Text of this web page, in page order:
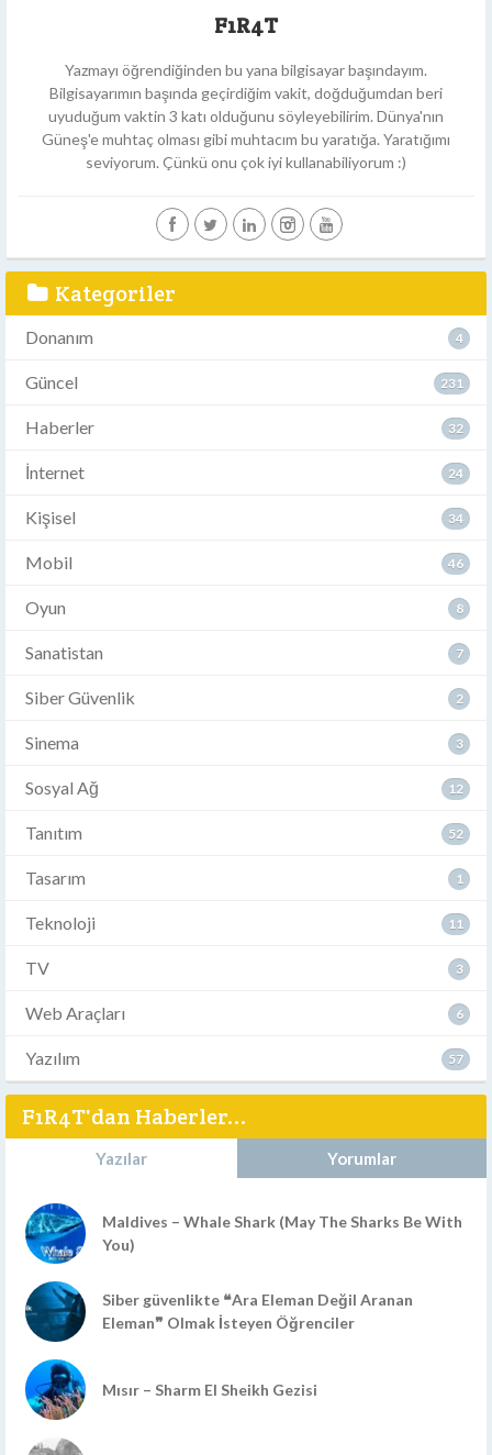
F1R4T
Yazmayı öğrendiğinden bu yana bilgisayar başındayım.
Bilgisayarımın başında geçirdiğim vakit, doğduğumdan beri
uyuduğum vaktin 3 katı olduğunu söyleyebilirim. Dünya'nın
Güneş'e muhtaç olması gibi muhtacım bu yaratığa. Yaratığımı
seviyorum. Çünkü onu çok iyi kullanabiliyorum :)
Kategoriler
Donanım 4
Güncel 231
Haberler 32
İnternet 24
Kişisel 34
Mobil 46
Oyun 8
Sanatistan 7
Siber Güvenlik 2
Sinema 3
Sosyal Ağ 12
Tanıtım 52
Tasarım 1
Teknoloji 11
TV 3
Web Araçları 6
Yazılım 57
F1R4T'dan Haberler...
Yazılar Yorumlar
Maldives – Whale Shark (May The Sharks Be With
You)
Siber güvenlikte ❝Ara Eleman Değil Aranan
Eleman❞ Olmak İsteyen Öğrenciler
Mısır – Sharm El Sheikh Gezisi